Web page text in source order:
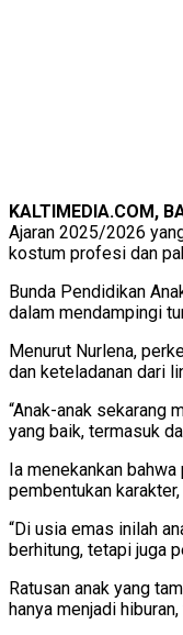
KALTIMEDIA.COM,
Ajaran 2025/2026
kostum profesi dan
Bunda Pendidikan
dalam mendampingi
Menurut Nurlena,
dan keteladanan dari
“Anak-anak sekarang
yang baik, termasuk
Ia menekankan
pembentukan
“Di usia emas inilah
berhitung, tetapi juga
Ratusan anak yang
hanya menjadi